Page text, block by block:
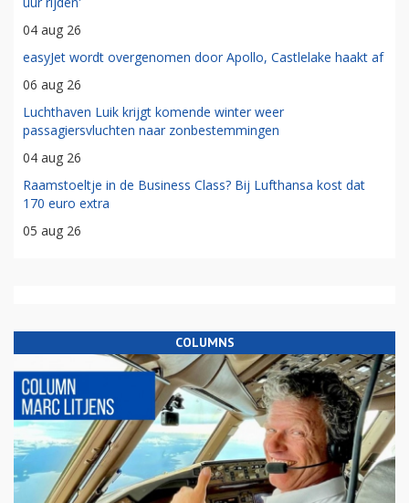
04 aug 26
easyJet wordt overgenomen door Apollo, Castlelake haakt af
06 aug 26
Luchthaven Luik krijgt komende winter weer
passagiersvluchten naar zonbestemmingen
04 aug 26
Raamstoeltje in de Business Class? Bij Lufthansa kost dat
170 euro extra
05 aug 26
COLUMNS